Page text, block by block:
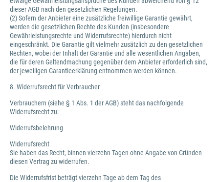
dieser AGB nach den gesetzlichen Regelungen.
(2) Sofern der Anbieter eine zusätzliche freiwillige Garantie gewährt,
werden die gesetzlichen Rechte des Kunden (insbesondere
Gewährleistungsrechte und Widerrufsrechte) hierdurch nicht
eingeschränkt. Die Garantie gilt vielmehr zusätzlich zu den gesetzlichen
Rechten, wobei der Inhalt der Garantie und alle wesentlichen Angaben,
die für deren Geltendmachung gegenüber dem Anbieter erforderlich sind,
der jeweiligen Garantieerklärung entnommen werden können.
8. Widerrufsrecht für Verbraucher
Verbrauchern (siehe § 1 Abs. 1 der AGB) steht das nachfolgende
Widerrufsrecht zu:
Widerrufsbelehrung
Widerrufsrecht
Sie haben das Recht, binnen vierzehn Tagen ohne Angabe von Gründen
diesen Vertrag zu widerrufen.
Die Widerrufsfrist beträgt vierzehn Tage ab dem Tag des